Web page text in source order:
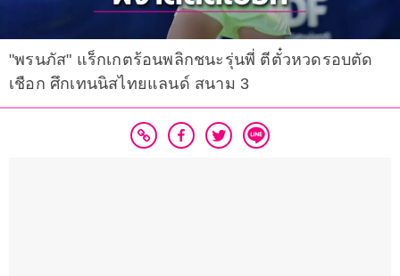
"พรนภัส" แร็กเกตร้อนพลิกชนะรุ่นพี่ ตีตั๋วหวดรอบตัด
เชือก ศึกเทนนิสไทยแลนด์ สนาม 3